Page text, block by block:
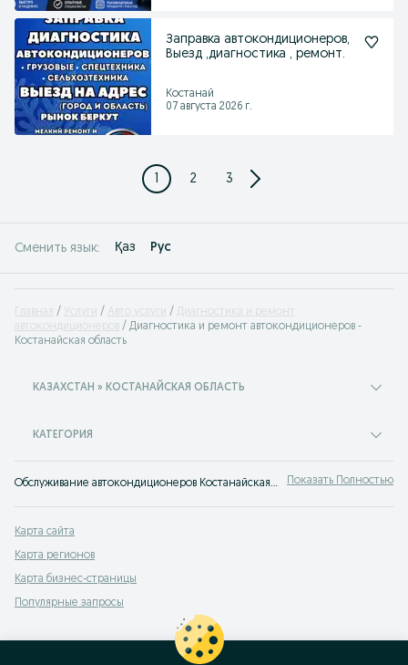
Заправка автокондиционеров,
Выезд ,диагностика , ремонт.
Костанай
07 августа 2026 г.
1 2 3
Сменить язык: Қаз Рус
Главная Услуги Авто услуги
Диагностика и ремонт
автокондиционеров
Диагностика и ремонт автокондиционеров -
Костанайская область
КАЗАХСТАН » КОСТАНАЙСКАЯ ОБЛАСТЬ
КАТЕГОРИЯ
Обслуживание автокондиционеров Костанайская область ⭐ Диагностика, ремонт, заправка ✔️ Предложения по ремонту автокондиционеров от частных лиц и СТО на OLX.kz! Показать Полностью
Карта сайта
Карта регионов
Карта бизнес-страницы
Популярные запросы